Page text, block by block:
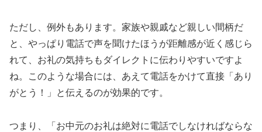
ただし、例外もあります。家族や親戚など親しい間柄だ
と、やっぱり電話で声を聞けたほうが距離感が近く感じら
れて、お礼の気持ちもダイレクトに伝わりやすいですよ
ね。このような場合には、あえて電話をかけて直接「あり
がとう！」と伝えるのが効果的です。
つまり、「お中元のお礼は絶対に電話でしなければならな